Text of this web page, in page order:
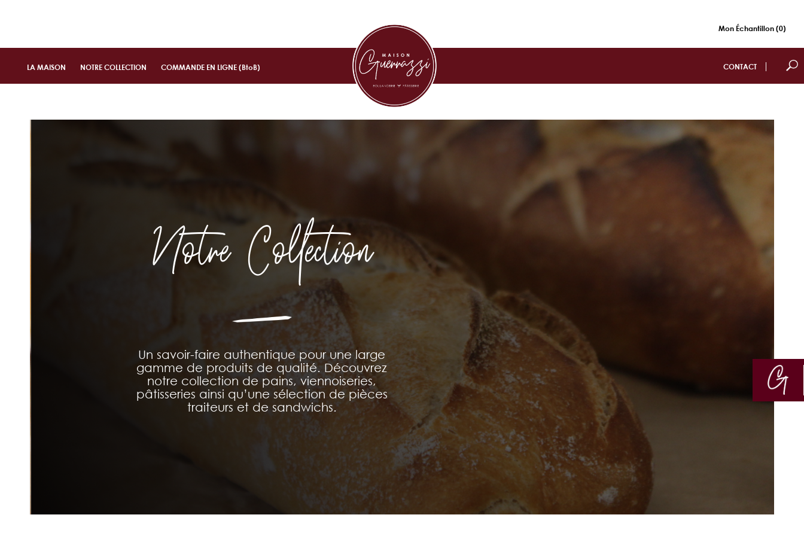
LA MAISON NOTRE COLLECTION COMMANDE EN LIGNE (BtoB) CONTACT
Mon Échantillon (0)
Notre Collection
Un savoir-faire authentique pour une large
gamme de produits de qualité. Découvrez
notre collection de pains, viennoiseries,
pâtisseries ainsi qu’une sélection de pièces
traiteurs et de sandwichs.